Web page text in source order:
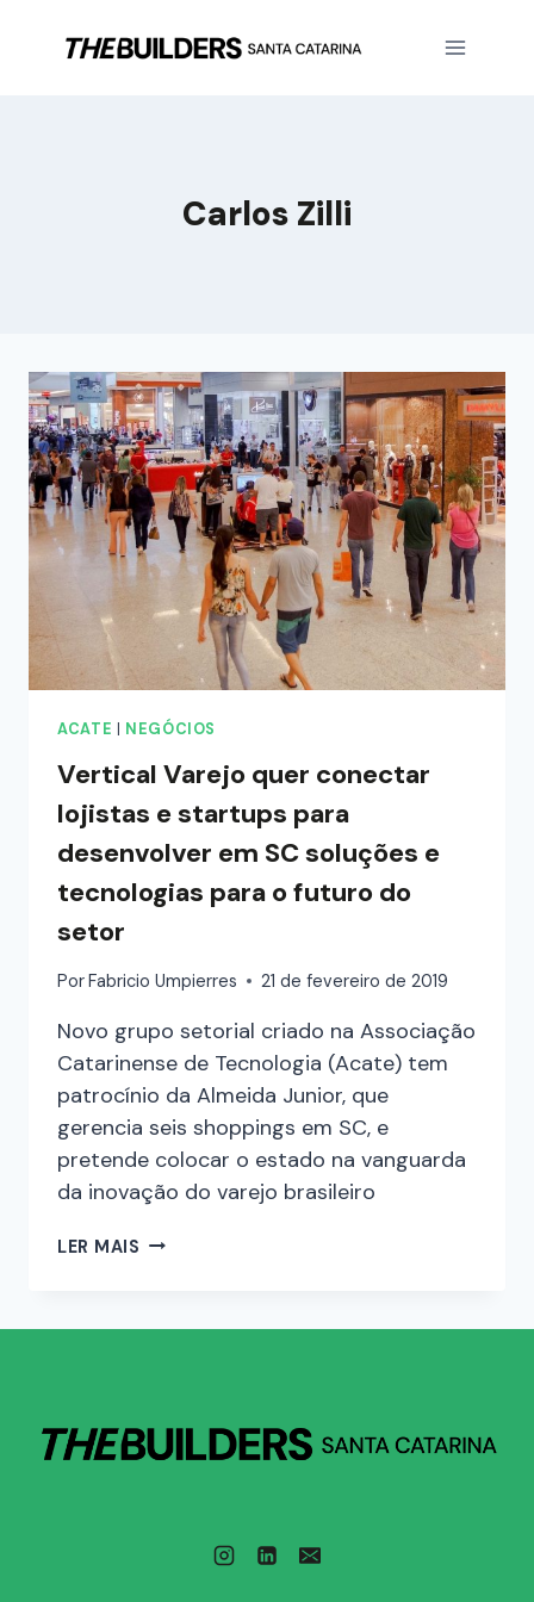
Carlos Zilli
ACATE NEGÓCIOS
Vertical Varejo quer conectar
lojistas e startups para
desenvolver em SC soluções e
tecnologias para o futuro do
setor
PorFabricio Umpierres 21 de fevereiro de 2019
Novo grupo setorial criado na Associação
Catarinense de Tecnologia (Acate) tem
patrocínio da Almeida Junior, que
gerencia seis shoppings em SC, e
pretende colocar o estado na vanguarda
da inovação do varejo brasileiro
LER MAIS